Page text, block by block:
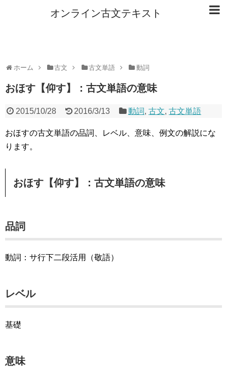
オンライン古文テキスト
ホーム 古文 古文単語 動詞
おほす【仰す】：古文単語の意味
2015/10/28 2016/3/13 動詞,古文,古文単語
おほすの古文単語の品詞、レベル、意味、例文の解説にな
ります。
おほす【仰す】：古文単語の意味
品詞
動詞：サ行下二段活用（敬語）
レベル
基礎
意味